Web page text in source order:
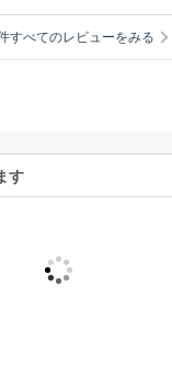
すべてのレビューをみる
す